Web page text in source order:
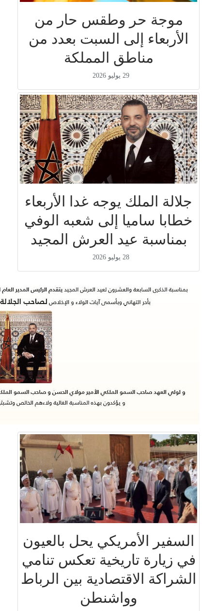
موجة حر وطقس حار من
الأربعاء إلى السبت بعدد من
مناطق المملكة
29 يوليو 2026
جلالة الملك يوجه غدا الأربعاء
خطابا ساميا إلى شعبه الوفي
بمناسبة عيد العرش المجيد
28 يوليو 2026
السفير الأمريكي يحل بالعيون
في زيارة تاريخية تعكس تنامي
الشراكة الاقتصادية بين الرباط
وواشنطن